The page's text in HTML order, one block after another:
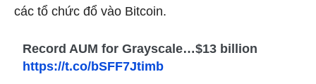
các tổ chức đổ vào Bitcoin.
Record AUM for Grayscale…$13 billion
https://t.co/bSFF7Jtimb